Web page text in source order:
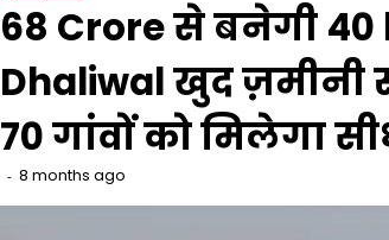
68 Crore से बनेगी 40
Dhaliwal खुद ज़मीनी
70 गांवों को मिलेगा
8 months ago